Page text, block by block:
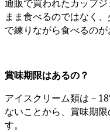
通販で買われたカップ
まま食べるのではなく
で練りながら食べるのが
賞味期限はあるの？
アイスクリーム類は－
ないことから、賞味期
す。